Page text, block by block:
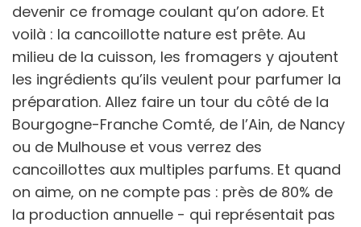
devenir ce fromage coulant qu’on adore. Et
voilà : la cancoillotte nature est prête. Au
milieu de la cuisson, les fromagers y ajoutent
les ingrédients qu’ils veulent pour parfumer la
préparation. Allez faire un tour du côté de la
Bourgogne-Franche Comté, de l’Ain, de Nancy
ou de Mulhouse et vous verrez des
cancoillottes aux multiples parfums. Et quand
on aime, on ne compte pas : près de 80% de
la production annuelle - qui représentait pas